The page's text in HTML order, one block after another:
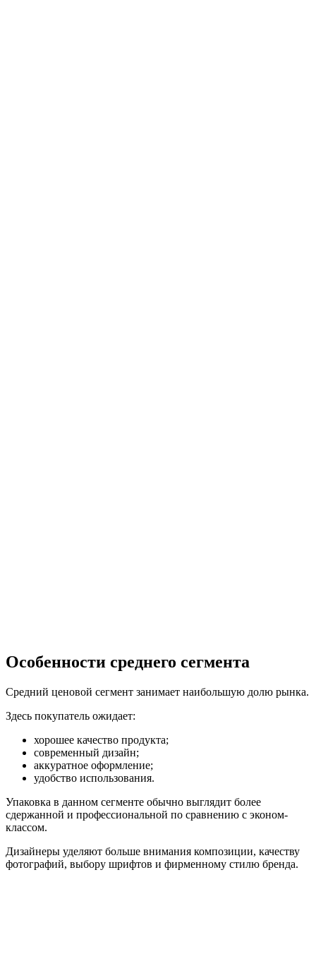
Особенности среднего сегмента
Средний ценовой сегмент занимает наибольшую долю рынка.
Здесь покупатель ожидает:
хорошее качество продукта;
современный дизайн;
аккуратное оформление;
удобство использования.
Упаковка в данном сегменте обычно выглядит более
сдержанной и профессиональной по сравнению с эконом-
классом.
Дизайнеры уделяют больше внимания композиции, качеству
фотографий, выбору шрифтов и фирменному стилю бренда.